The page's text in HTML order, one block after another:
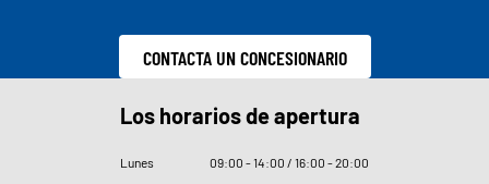
CONTACTA UN CONCESIONARIO
Los horarios de apertura
Lunes 09:00 - 14:00 / 16:00 - 20:00